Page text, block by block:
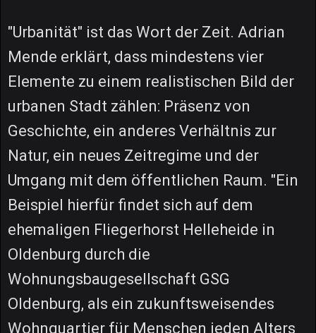
"Urbanität" ist das Wort der Zeit. Adrian
Mende erklärt, dass mindestens vier
Elemente zu einem realistischen Bild der
urbanen Stadt zählen: Präsenz von
Geschichte, ein anderes Verhältnis zur
Natur, ein neues Zeitregime und der
Umgang mit dem öffentlichen Raum. "Ein
Beispiel hierfür findet sich auf dem
ehemaligen Fliegerhorst Helleheide in
Oldenburg durch die
Wohnungsbaugesellschaft GSG
Oldenburg, als ein zukunftsweisendes
Wohnquartier für Menschen jeden Alters